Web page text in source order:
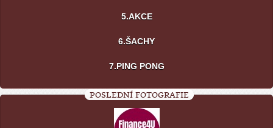
5.AKCE
6.ŠACHY
7.PING PONG
POSLEDNÍ FOTOGRAFIE